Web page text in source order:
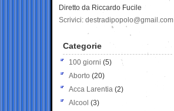
Diretto da Riccardo Fucile
Scrivici: destradipopolo@gmail.com
Categorie
100 giorni (5)
Aborto (20)
Acca Larentia (2)
Alcool (3)